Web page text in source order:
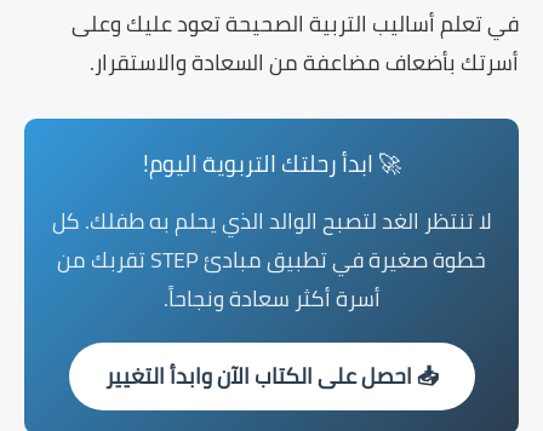
في تعلم أساليب التربية الصحيحة تعود عليك وعلى
أسرتك بأضعاف مضاعفة من السعادة والاستقرار.
🚀 ابدأ رحلتك التربوية اليوم!
لا تنتظر الغد لتصبح الوالد الذي يحلم به طفلك. كل
خطوة صغيرة في تطبيق مبادئ STEP تقربك من
أسرة أكثر سعادة ونجاحاً.
📥 احصل على الكتاب الآن وابدأ التغيير